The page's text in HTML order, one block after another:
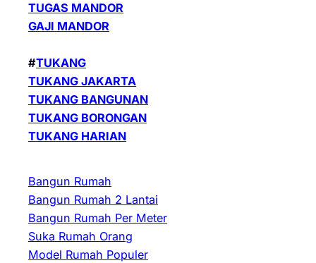
TUGAS MANDOR
GAJI MANDOR
#TUKANG
TUKANG JAKARTA
TUKANG BANGUNAN
TUKANG BORONGAN
TUKANG HARIAN
Bangun Rumah
Bangun Rumah 2 Lantai
Bangun Rumah Per Meter
Suka Rumah Orang
Model Rumah Populer